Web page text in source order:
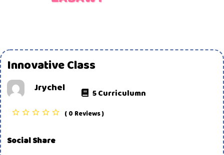
Innovative Class
Jrychel 5 Curriculumn
( 0 Reviews )
Social Share